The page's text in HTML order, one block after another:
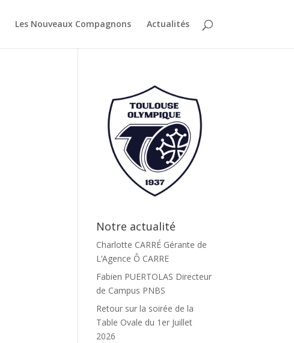
Les Nouveaux Compagnons Actualités
Notre actualité
Charlotte CARRÉ Gérante de
L’Agence Ô CARRE
Fabien PUERTOLAS Directeur
de Campus PNBS
Retour sur la soirée de la
Table Ovale du 1er Juillet
2026